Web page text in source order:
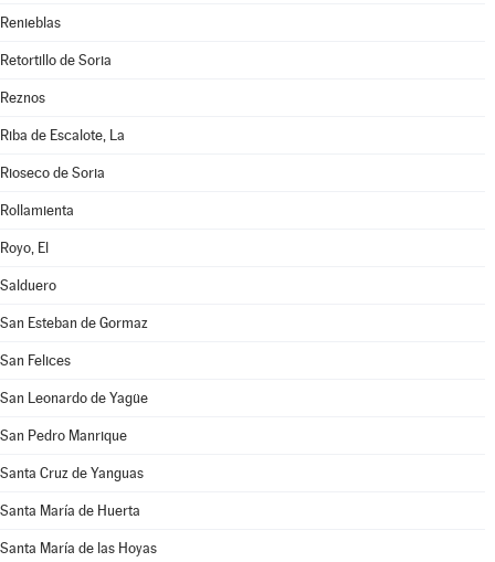
Renieblas
Retortillo de Soria
Reznos
Riba de Escalote, La
Rioseco de Soria
Rollamienta
Royo, El
Salduero
San Esteban de Gormaz
San Felices
San Leonardo de Yagüe
San Pedro Manrique
Santa Cruz de Yanguas
Santa María de Huerta
Santa María de las Hoyas